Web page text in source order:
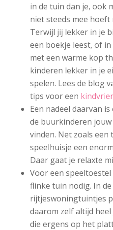
in de tuin dan je, ook
niet steeds mee hoeft
Terwijl jij lekker in je
een boekje leest, of
met een warme kop
kinderen lekker in je
spelen. Lees de blog
tips voor een
Een nadeel daarvan
de buurkinderen
vinden. Net zoals een
speelhuisje een
Daar gaat je relaxte
Voor een
flinke tuin nodig. In
rijtjeswoningtuintjes
daarom zelf altijd
die ergens op het